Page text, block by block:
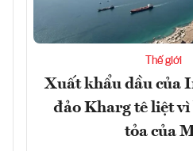
Thế giới
Xuất khẩu dầu của
đảo Kharg tê liệt
tỏa của